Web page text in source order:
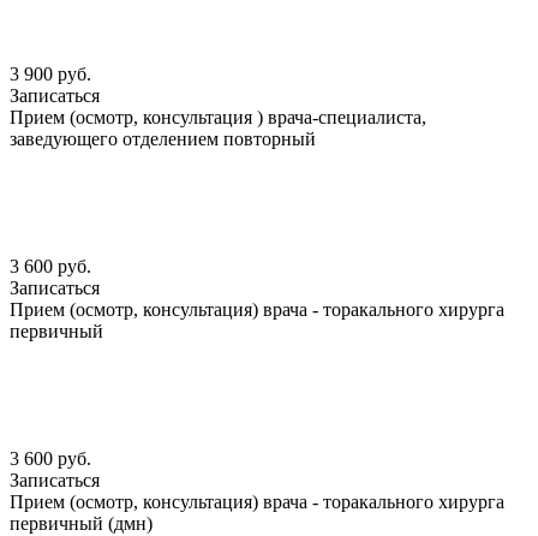
3 900 руб.
Записаться
Прием (осмотр, консультация ) врача-специалиста,
заведующего отделением повторный
3 600 руб.
Записаться
Прием (осмотр, консультация) врача - торакального хирурга
первичный
3 600 руб.
Записаться
Прием (осмотр, консультация) врача - торакального хирурга
первичный (дмн)